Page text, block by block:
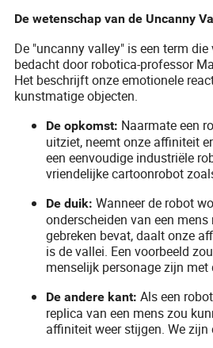
De wetenschap van de Uncanny
De "uncanny valley" is een term
bedacht door robotica-professor
Het beschrijft onze emotionele
kunstmatige objecten.
De opkomst: Naarmate een
uitziet, neemt onze affiniteit
een eenvoudige industriële
vriendelijke cartoonrobot
De duik: Wanneer de robot
onderscheiden van een
gebreken bevat, daalt onze
is de vallei. Een voorbeeld
menselijk personage zijn
De andere kant: Als een
replica van een mens zou
affiniteit weer stijgen. We zijn